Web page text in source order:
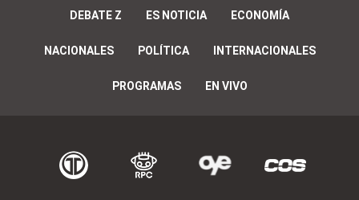
DEBATE Z ES NOTICIA ECONOMÍA
NACIONALES POLÍTICA INTERNACIONALES
PROGRAMAS EN VIVO